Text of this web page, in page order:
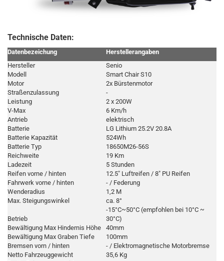
Technische Daten:
Datenbezeichung
Herstellerangaben
Hersteller
Senio
Modell
Smart Chair S10
Motor
2x Bürstenmotor
Straßenzulassung
-
Leistung
2 x 200W
V-Max
6 Km/h
Antrieb
elektrisch
Batterie
LG Lithium 25.2V 20.8A
Batterie Kapazität
524Wh
Batterie Typ
18650M26-56S
Reichweite
19 Km
Ladezeit
5 Stunden
Reifen vorne / hinten
12.5" Luftreifen / 8" PU Reifen
Fahrwerk vorne / hinten
- / Federung
Wenderadius
1,2 M
Max. Steigungswinkel
ca. 8°
Betrieb
-15°C~50°C (empfohlen bei 10°C ~
30°C)
Bewältigung Max Hindernis Höhe
40mm
Bewältigung Max Graben Tiefe
100mm
Bremsen vorn / hinten
- / Elektromagnetische Motorbremse
Netto Fahrzeuggewicht
35,6 Kg